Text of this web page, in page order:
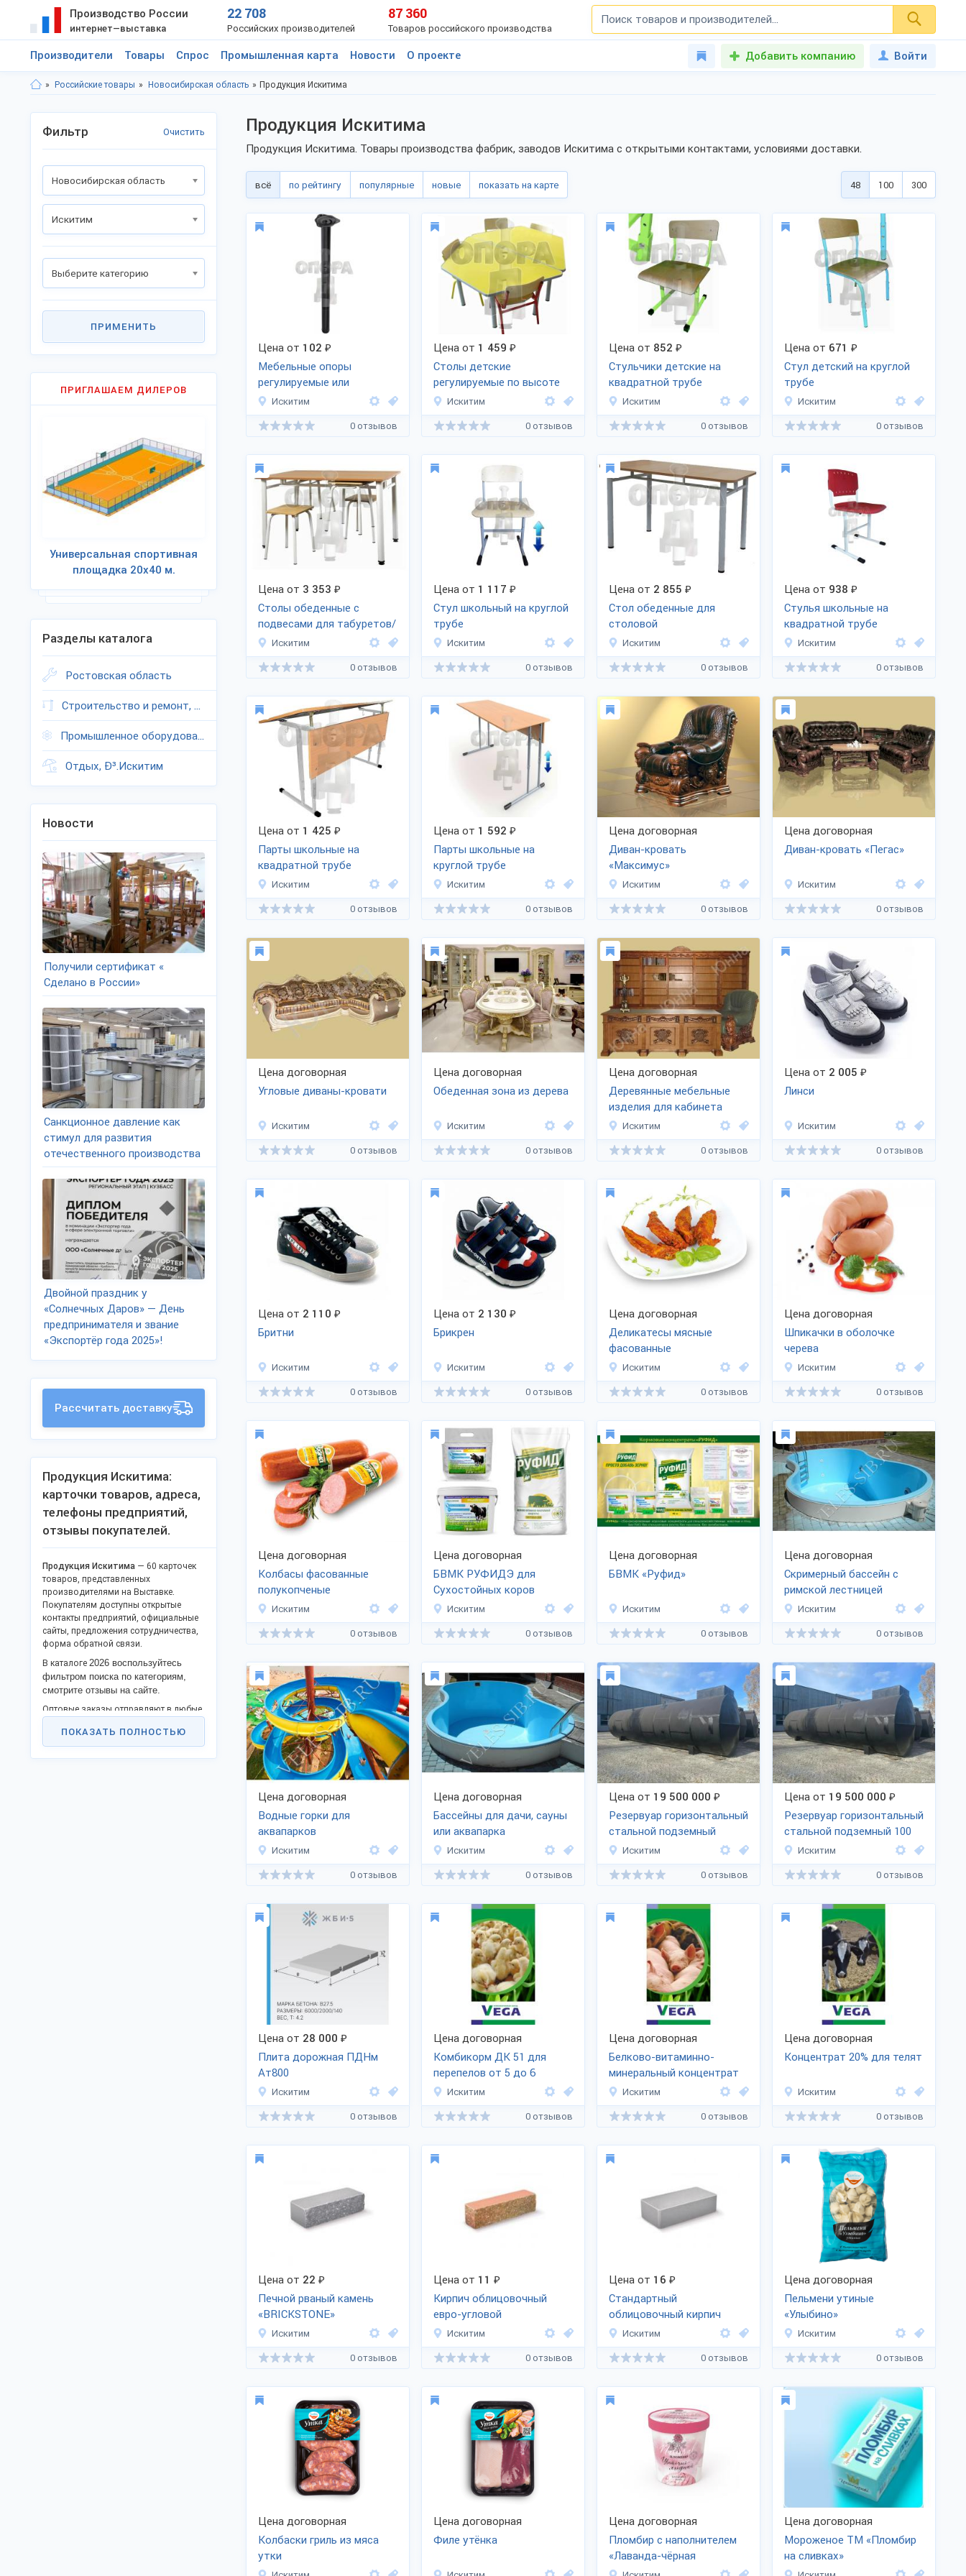
Производство России
интернет—выставка
22 708
Российских производителей
87 360
Товаров российского производства
Производители Товары Спрос Промышленная карта Новости О проекте Добавить компанию Войти
Российские товары Новосибирская область Продукция Искитима
Продукция Искитима
Продукция Искитима. Товары производства фабрик, заводов Искитима с открытыми контактами, условиями доставки.
всё по рейтингу популярные новые показать на карте 48 100 300
Цена от 102 ₽
Мебельные опоры
регулируемые или
телескопические
Искитим
0 отзывов
Цена от 1 459 ₽
Столы детские
регулируемые по высоте
Искитим
0 отзывов
Цена от 852 ₽
Стульчики детские на
квадратной трубе
Искитим
0 отзывов
Цена от 671 ₽
Стул детский на круглой
трубе
Искитим
0 отзывов
Цена от 3 353 ₽
Столы обеденные с
подвесами для табуретов/
скамеек
Искитим
0 отзывов
Цена от 1 117 ₽
Стул школьный на круглой
трубе
Искитим
0 отзывов
Цена от 2 855 ₽
Стол обеденные для
столовой
Искитим
0 отзывов
Цена от 938 ₽
Стулья школьные на
квадратной трубе
Искитим
0 отзывов
Цена от 1 425 ₽
Парты школьные на
квадратной трубе
Искитим
0 отзывов
Цена от 1 592 ₽
Парты школьные на
круглой трубе
Искитим
0 отзывов
Цена договорная
Диван-кровать
«Максимус»
Искитим
0 отзывов
Цена договорная
Диван-кровать «Пегас»
Искитим
0 отзывов
Цена договорная
Угловые диваны-кровати
Искитим
0 отзывов
Цена договорная
Обеденная зона из дерева
Искитим
0 отзывов
Цена договорная
Деревянные мебельные
изделия для кабинета
Искитим
0 отзывов
Цена от 2 005 ₽
Линси
Искитим
0 отзывов
Цена от 2 110 ₽
Бритни
Искитим
0 отзывов
Цена от 2 130 ₽
Брикрен
Искитим
0 отзывов
Цена договорная
Деликатесы мясные
фасованные
Искитим
0 отзывов
Цена договорная
Шпикачки в оболочке
черева
Искитим
0 отзывов
Цена договорная
Колбасы фасованные
полукопченые
Искитим
0 отзывов
Цена договорная
БВМК РУФИДЭ для
Сухостойных коров
Искитим
0 отзывов
Цена договорная
БВМК «Руфид»
Искитим
0 отзывов
Цена договорная
Скримерный бассейн с
римской лестницей
Искитим
0 отзывов
Цена договорная
Водные горки для
аквапарков
Искитим
0 отзывов
Цена договорная
Бассейны для дачи, сауны
или аквапарка
Искитим
0 отзывов
Цена от 19 500 000 ₽
Резервуар горизонтальный
стальной подземный
Искитим
0 отзывов
Цена от 19 500 000 ₽
Резервуар горизонтальный
стальной подземный 100
Искитим
0 отзывов
Цена от 28 000 ₽
Плита дорожная ПДНм
Ат800
Искитим
0 отзывов
Цена договорная
Комбикорм ДК 51 для
перепелов от 5 до 6
недель
Искитим
0 отзывов
Цена договорная
Белково-витаминно-
минеральный концентрат
БМВК для свиней
Искитим
0 отзывов
Цена договорная
Концентрат 20% для телят
Искитим
0 отзывов
Цена от 22 ₽
Печной рваный камень
«BRICKSTONE»
Искитим
0 отзывов
Цена от 11 ₽
Кирпич облицовочный
евро-угловой
Искитим
0 отзывов
Цена от 16 ₽
Стандартный
облицовочный кирпич
Искитим
0 отзывов
Цена договорная
Пельмени утиные
«Улыбино»
Искитим
0 отзывов
Цена договорная
Колбаски гриль из мяса
утки
Цена договорная
Филе утёнка
Цена договорная
Пломбир с наполнителем
«Лаванда-чёрная
смородина»
Цена договорная
Мороженое ТМ «Пломбир
на сливках»
Фильтр Очистить
Новосибирская область
Искитим
Выберите категорию
ПРИМЕНИТЬ
ПРИГЛАШАЕМ ДИЛЕРОВ
Универсальная спортивная
площадка 20х40 м.
Разделы каталога
Ростовская область
Строительство и ремонт, Ð³.Искитим
Промышленное оборудование, Ð³.Искитим
Отдых, Ð³.Искитим
Новости
Получили сертификат «
Сделано в России»
Санкционное давление как
стимул для развития
отечественного производства
Двойной праздник у
«Солнечных Даров» — День
предпринимателя и звание
«Экспортёр года 2025»!
Рассчитать доставку
Продукция Искитима:
карточки товаров, адреса,
телефоны предприятий,
отзывы покупателей.
Продукция Искитима — 60 карточек
товаров, представленных
производителями на Выставке.
Покупателям доступны открытые
контакты предприятий, официальные
сайты, предложения сотрудничества,
форма обратной связи.
В каталоге 2026 воспользуйтесь
фильтром поиска по категориям,
смотрите отзывы на сайте.
Оптовые заказы отправляют в любые
границу.ПОКАЗАТЬ ПОЛНОСТЬЮ